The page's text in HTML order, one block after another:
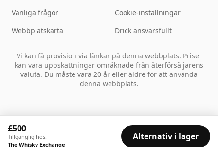
£500
Tillgänglig hos:
The Whisky Exchange
Alternativ i lager
Vanliga frågor
Webbplatskarta
Cookie-inställningar
Drick ansvarsfullt
Vi kan få provision via länkar på denna webbplats. Priser
kan vara uppskattningar omräknade från återförsäljarens
valuta. Du måste vara 20 år eller äldre för att använda
denna webbplats.